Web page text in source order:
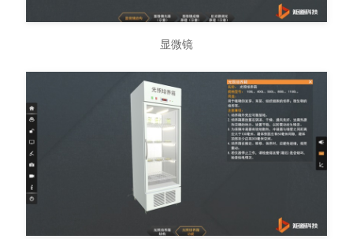
显微镜